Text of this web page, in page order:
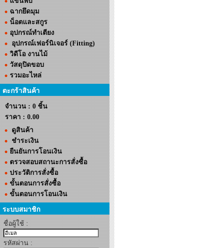
ฉากยึดมุม
น็อตและสกูร
อุปกรณ์ทำเตียง
อุปกรณ์เฟอร์นิเจอร์ (Fitting)
วิดีโอ งานไม้
วัสดุปิดขอบ
รวมอะไหล่
ตะกร้าสินค้า
จำนวน : 0 ชิ้น
ราคา : 0.00
ดูสินค้า
ชำระเงิน
ยืนยันการโอนเงิน
ตรวจสอบสถานะการสั่งซื้อ
ประวัติการสั่งซื้อ
ขั้นตอนการสั่งซื้อ
ขั้นตอนการโอนเงิน
ระบบสมาชิก
ชื่อผู้ใช้ :
รหัสผ่าน :